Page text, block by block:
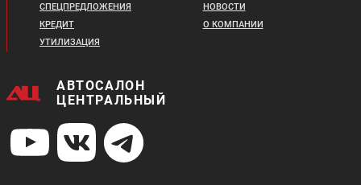
СПЕЦПРЕДЛОЖЕНИЯ
КРЕДИТ
УТИЛИЗАЦИЯ
НОВОСТИ
О КОМПАНИИ
АВТОСАЛОН
ЦЕНТРАЛЬНЫЙ